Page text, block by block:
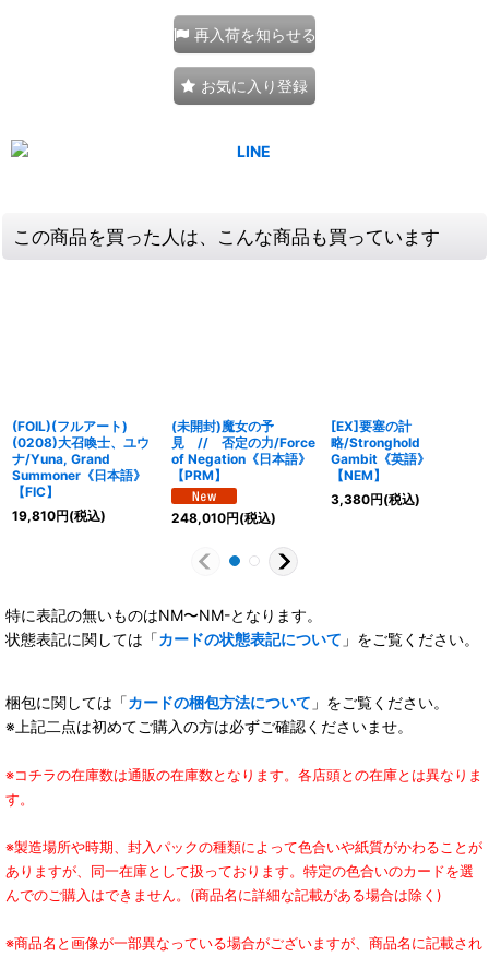
再入荷を知らせる
お気に入り登録
この商品を買った人は、こんな商品も買っています
(FOIL)(フルアート)
(0208)大召喚士、ユウ
ナ/Yuna, Grand
Summoner《日本語》
【FIC】
19,810円(税込)
(未開封)魔女の予
見 // 否定の力/Force
of Negation《日本語》
【PRM】
248,010円(税込)
[EX]要塞の計
略/Stronghold
Gambit《英語》
【NEM】
3,380円(税込)
特に表記の無いものはNM〜NM-となります。
状態表記に関しては「カードの状態表記について 」をご覧ください。
梱包に関しては「カードの梱包方法について 」をご覧ください。
※上記二点は初めてご購入の方は必ずご確認くださいませ。
※コチラの在庫数は通販の在庫数となります。各店頭との在庫とは異なりま
す。
※製造場所や時期、封入パックの種類によって色合いや紙質がかわることが
ありますが、同一在庫として扱っております。特定の色合いのカードを選
んでのご購入はできません。(商品名に詳細な記載がある場合は除く)
※商品名と画像が一部異なっている場合がございますが、商品名に記載され